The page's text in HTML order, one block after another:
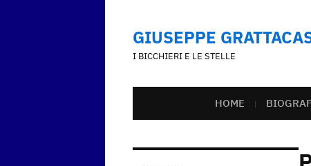
GIUSEPPE
I BICCHIERI E LE STELLE
HOME